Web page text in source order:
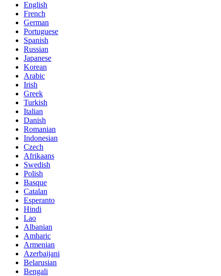
English
French
German
Portuguese
Spanish
Russian
Japanese
Korean
Arabic
Irish
Greek
Turkish
Italian
Danish
Romanian
Indonesian
Czech
Afrikaans
Swedish
Polish
Basque
Catalan
Esperanto
Hindi
Lao
Albanian
Amharic
Armenian
Azerbaijani
Belarusian
Bengali